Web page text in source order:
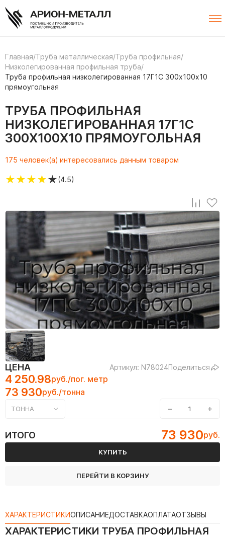
Главная/Труба металлическая/Труба профильная/
Низколегированная профильная труба/
Труба профильная низколегированная 17Г1С 300х100х10
прямоугольная
ТРУБА ПРОФИЛЬНАЯ
НИЗКОЛЕГИРОВАННАЯ 17Г1С
300Х100Х10 ПРЯМОУГОЛЬНАЯ
175 человек(а) интересовались данным товаром
★★★★★(4.5)
ЦЕНА Артикул: N78024Поделиться
4 250.98руб./пог. метр
73 930руб./тонна
ТОННА − +
ИТОГО 73 930руб.
КУПИТЬ
ПЕРЕЙТИ В КОРЗИНУ
ХАРАКТЕРИСТИКИОПИСАНИЕДОСТАВКАОПЛАТАОТЗЫВЫ
ХАРАКТЕРИСТИКИ ТРУБА ПРОФИЛЬНАЯ